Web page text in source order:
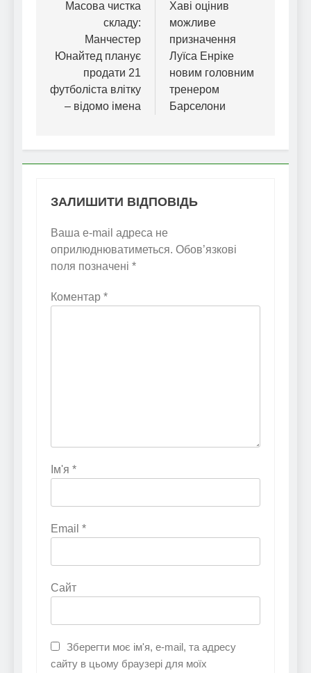
записів
Масова чистка
складу:
Манчестер
Юнайтед планує
продати 21
футболіста влітку
– відомо імена
Хаві оцінив
можливе
призначення
Луїса Енріке
новим головним
тренером
Барселони
ЗАЛИШИТИ ВІДПОВІДЬ
Ваша e-mail адреса не
оприлюднюватиметься. Обов’язкові
поля позначені *
Коментар *
Ім'я *
Email *
Сайт
Зберегти моє ім'я, e-mail, та адресу
сайту в цьому браузері для моїх